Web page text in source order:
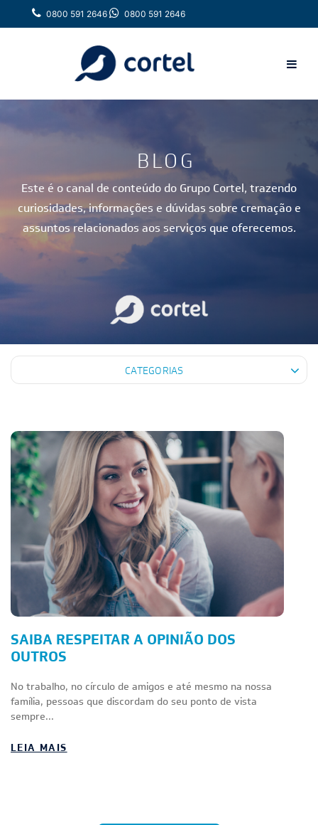
0800 591 2646 0800 591 2646
BLOG
Este é o canal de conteúdo do Grupo Cortel, trazendo
curiosidades, informações e dúvidas sobre cremação e
assuntos relacionados aos serviços que oferecemos.
CATEGORIAS
SAIBA RESPEITAR A OPINIÃO DOS
OUTROS
No trabalho, no círculo de amigos e até mesmo na nossa
família, pessoas que discordam do seu ponto de vista
sempre...
LEIA MAIS